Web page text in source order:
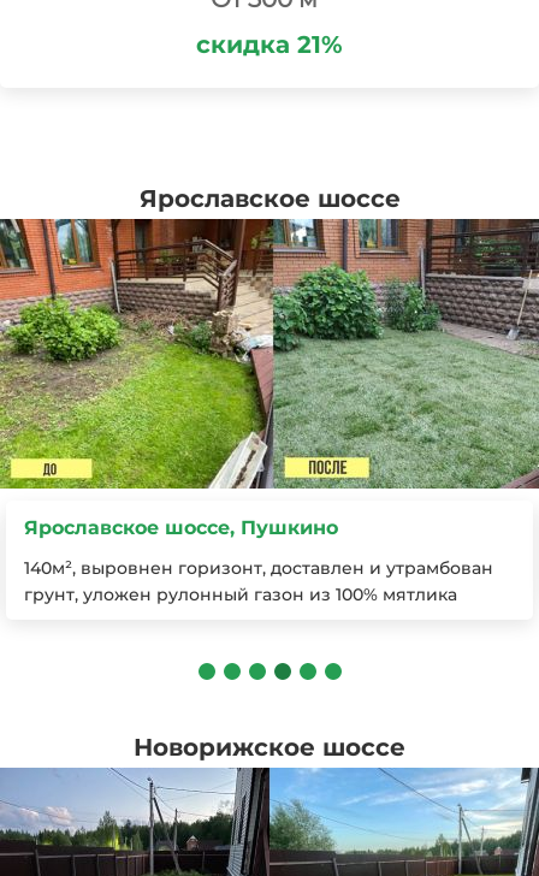
скидка 21%
Ярославское шоссе
Ярославское шоссе, Хотьково, СНТ Парус-1,
Объект 250 кв м
Новорижское шоссе